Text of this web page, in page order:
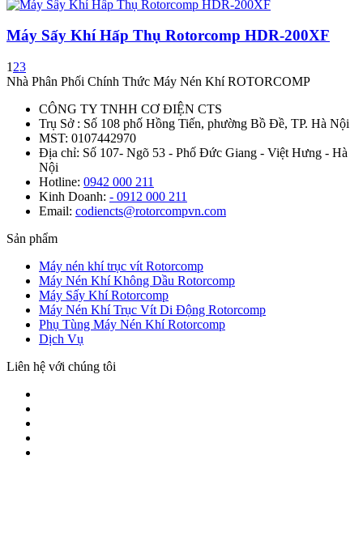
Máy Sấy Khí Hấp Thụ Rotorcomp HDR-200XF
1 23
Nhà Phân Phối Chính Thức Máy Nén Khí ROTORCOMP
CÔNG TY TNHH CƠ ĐIỆN CTS
Trụ Sở : Số 108 phố Hồng Tiến, phường Bồ Đề, TP. Hà Nội
MST: 0107442970
Địa chỉ: Số 107- Ngõ 53 - Phố Đức Giang - Việt Hưng - Hà
Nội
Hotline: 0942 000 211
Kinh Doanh: - 0912 000 211
Email: codiencts@rotorcompvn.com
Sản phẩm
Máy nén khí trục vít Rotorcomp
Máy Nén Khí Không Dầu Rotorcomp
Máy Sấy Khí Rotorcomp
Máy Nén Khí Trục Vít Di Động Rotorcomp
Phụ Tùng Máy Nén Khí Rotorcomp
Dịch Vụ
Liên hệ với chúng tôi